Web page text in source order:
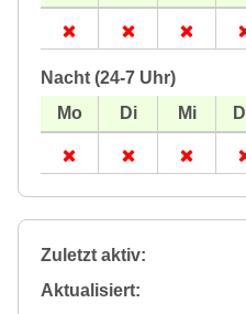
Nacht (24-7 Uhr)
Zuletzt aktiv:
Aktualisiert: